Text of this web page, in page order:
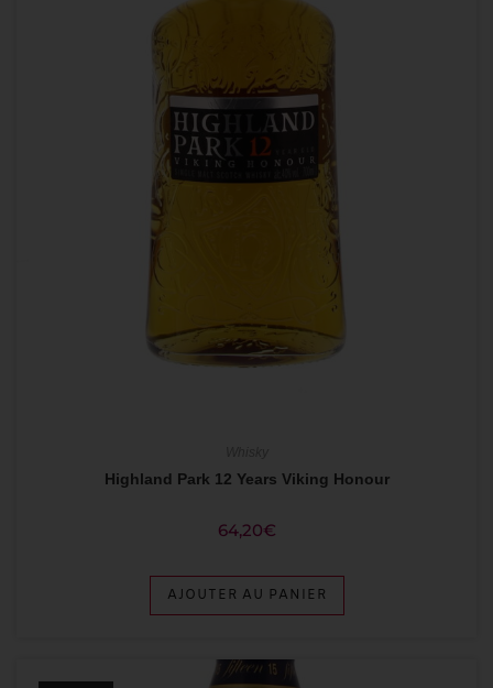
Highland Park 12 Years Viking Honour
64,20€
AJOUTER AU PANIER